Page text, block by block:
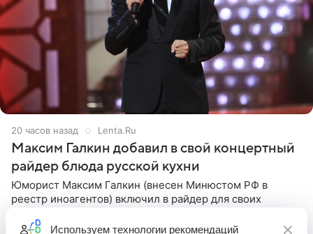
20 часов назад Lenta.Ru
Максим Галкин добавил в свой концертный
райдер блюда русской кухни
Юморист Максим Галкин (внесен Минюстом РФ в
реестр иноагентов) включил в райдер для своих
русской кухни. Об этом сообщает РИА Новости.
Используем технологии рекомендаций